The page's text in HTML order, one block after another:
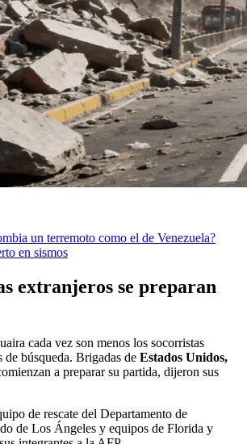
un terremoto como el de Venezuela?
en sismos
extranjeros se preparan
cada vez son menos los socorristas
de búsqueda. Brigadas de Estados Unidos,
a preparar su partida, dijeron sus
de rescate del Departamento de
de Los Ángeles y equipos de Florida y